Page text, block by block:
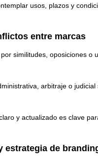
usos, plazos y
entre marcas
similitudes, oposiciones o
arbitraje o judicial
y actualizado es clave
estrategia de